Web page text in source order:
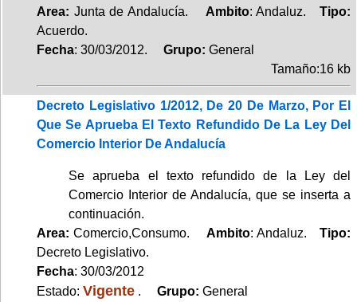
Area: Junta de Andalucía. Ambito: Andaluz.Tipo:
Acuerdo.
Fecha: 30/03/2012. Grupo: General
Tamaño:16 kb
Decreto Legislativo 1/2012, De 20 De Marzo, Por El
Que Se Aprueba El Texto Refundido De La Ley Del
Comercio Interior De Andalucía
Se aprueba el texto refundido de la Ley del
Comercio Interior de Andalucía, que se inserta a
continuación.
Area: Comercio,Consumo.Ambito: Andaluz.Tipo:
Decreto Legislativo.
Fecha: 30/03/2012
Estado: Vigente . Grupo: General